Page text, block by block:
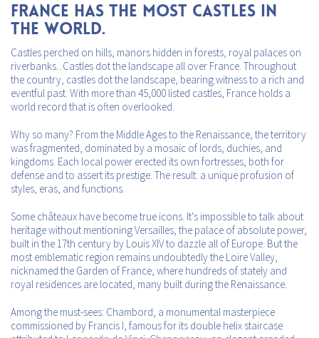
FRANCE HAS THE MOST CASTLES IN
THE WORLD.
Castles perched on hills, manors hidden in forests, royal palaces on
riverbanks...Castles dot the landscape all over France. Throughout
the country, castles dot the landscape, bearing witness to a rich and
eventful past. With more than 45,000 listed castles, France holds a
world record that is often overlooked.
Why so many? From the Middle Ages to the Renaissance, the territory
was fragmented, dominated by a mosaic of lords, duchies, and
kingdoms. Each local power erected its own fortresses, both for
defense and to assert its prestige. The result: a unique profusion of
styles, eras, and functions.
Some châteaux have become true icons. It's impossible to talk about
heritage without mentioning Versailles, the palace of absolute power,
built in the 17th century by Louis XIV to dazzle all of Europe. But the
most emblematic region remains undoubtedly the Loire Valley,
nicknamed the Garden of France, where hundreds of stately and
royal residences are located, many built during the Renaissance.
Among the must-sees: Chambord, a monumental masterpiece
commissioned by Francis I, famous for its double helix staircase